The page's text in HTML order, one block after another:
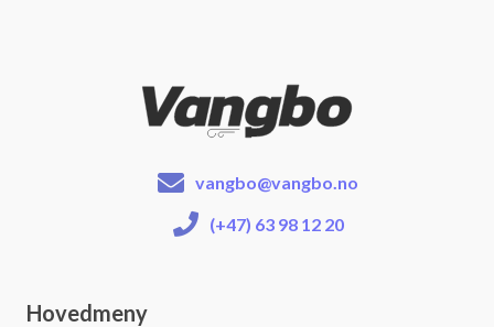
vangbo@vangbo.no
(+47) 63 98 12 20
Hovedmeny